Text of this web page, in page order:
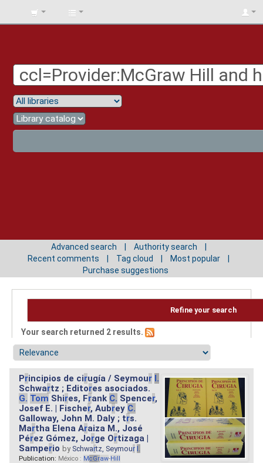
BIBLIOTECA
Advanced search
Authority search
Recent comments
Tag cloud
Most popular
Purchase suggestions
Refine your search
Your search returned 2 results.
Principios de cirugía / Seymour I.
Schwartz ; Editores asociados.
G. Tom Shires, Frank C. Spencer,
Josef E. | Fischer, Aubrey C.
Galloway, John M. Daly ; trs.
Martha Elena Araiza M., José
Pérez Gómez, Jorge Ortizaga |
Samperio by Schwartz, Seymour I.
Publication: México : McGraw-Hill